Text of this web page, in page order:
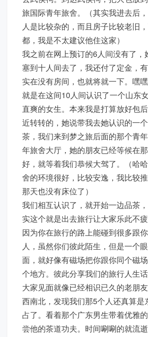
旅国际青年旅舍。（其实我进去后
人是比较杂的，而且房子比较老旧
都，我是不太建议他住这家）
我之前在网上预订的6人间没有了，
塞到十人间去了，我还付了定金，
实在没有房间，也就将就一下。嘿
就是在这间10人间认识了一个山东
直爽的女生。本来我是打算放好包
近转转的，她说带我去她认识的一
茶，我们来到梦之旅后面的那个青
年旅舍大厅，她的朋友已经等候在
好，就等着我们恭候大驾了。（哈
舍的环境很好，比较安逸，我比较
那天也没有床位了）
我们相互认识了，就开始一边品茶
实这个就是出去旅行让大家乐此不
因为你在旅行的路上能碰到很多跟
人，虽然你们彼此陌生，但是一个
面，就好像有磁场把你跟你同个磁
个地方。彼此分享我们的旅行人生话
大家见面就像已经相识已久的老朋
西南北，发现我们那5个人还真算是
占了。看着那个广东男生带着优雅
尝他的茶道功夫。时间唰唰的就流